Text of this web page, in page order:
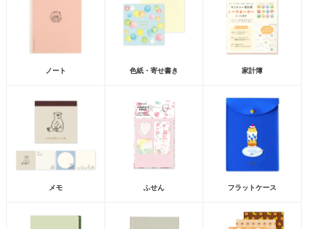
ノート 色紙・寄せ書き 家計簿
メモ ふせん フラットケース